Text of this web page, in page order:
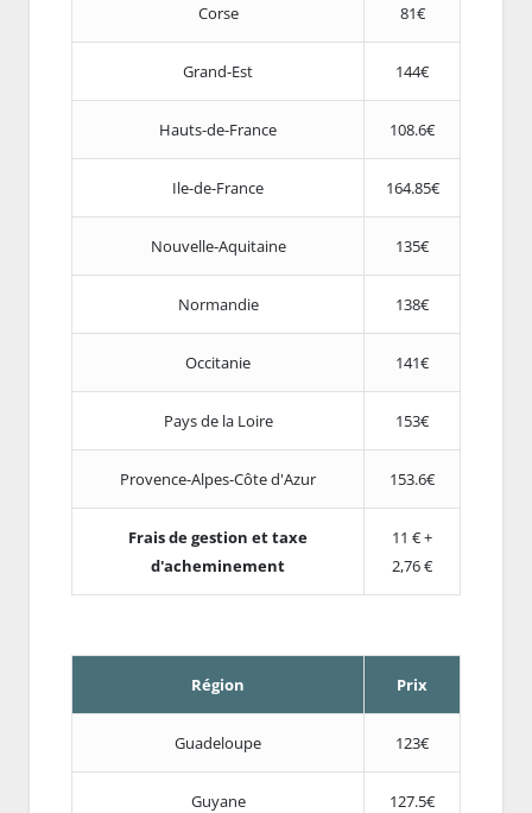
Corse 81€
Grand-Est 144€
Hauts-de-France 108.6€
Ile-de-France 164.85€
Nouvelle-Aquitaine 135€
Normandie 138€
Occitanie 141€
Pays de la Loire 153€
Provence-Alpes-Côte d'Azur 153.6€
Frais de gestion et taxe
d'acheminement
11 € +
2,76 €
Région Prix
Guadeloupe 123€
Guyane 127.5€